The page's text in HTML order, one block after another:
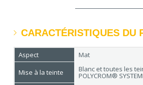
CARACTÉRISTIQUES DU
Aspect
Mat
Mise à la teinte
Blanc et toutes les
POLYCROM®